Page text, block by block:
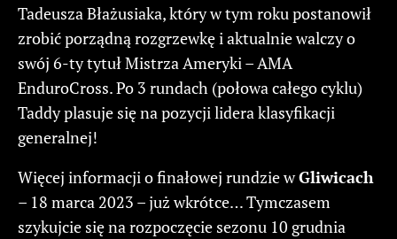
Tadeusza Błażusiaka, który w tym roku postanowił
zrobić porządną rozgrzewkę i aktualnie walczy o
swój 6-ty tytuł Mistrza Ameryki – AMA
EnduroCross. Po 3 rundach (połowa całego cyklu)
Taddy plasuje się na pozycji lidera klasyfikacji
generalnej!
Więcej informacji o finałowej rundzie wGliwicach
– 18 marca 2023 – już wkrótce… Tymczasem
szykujcie się na rozpoczęcie sezonu 10 grudnia